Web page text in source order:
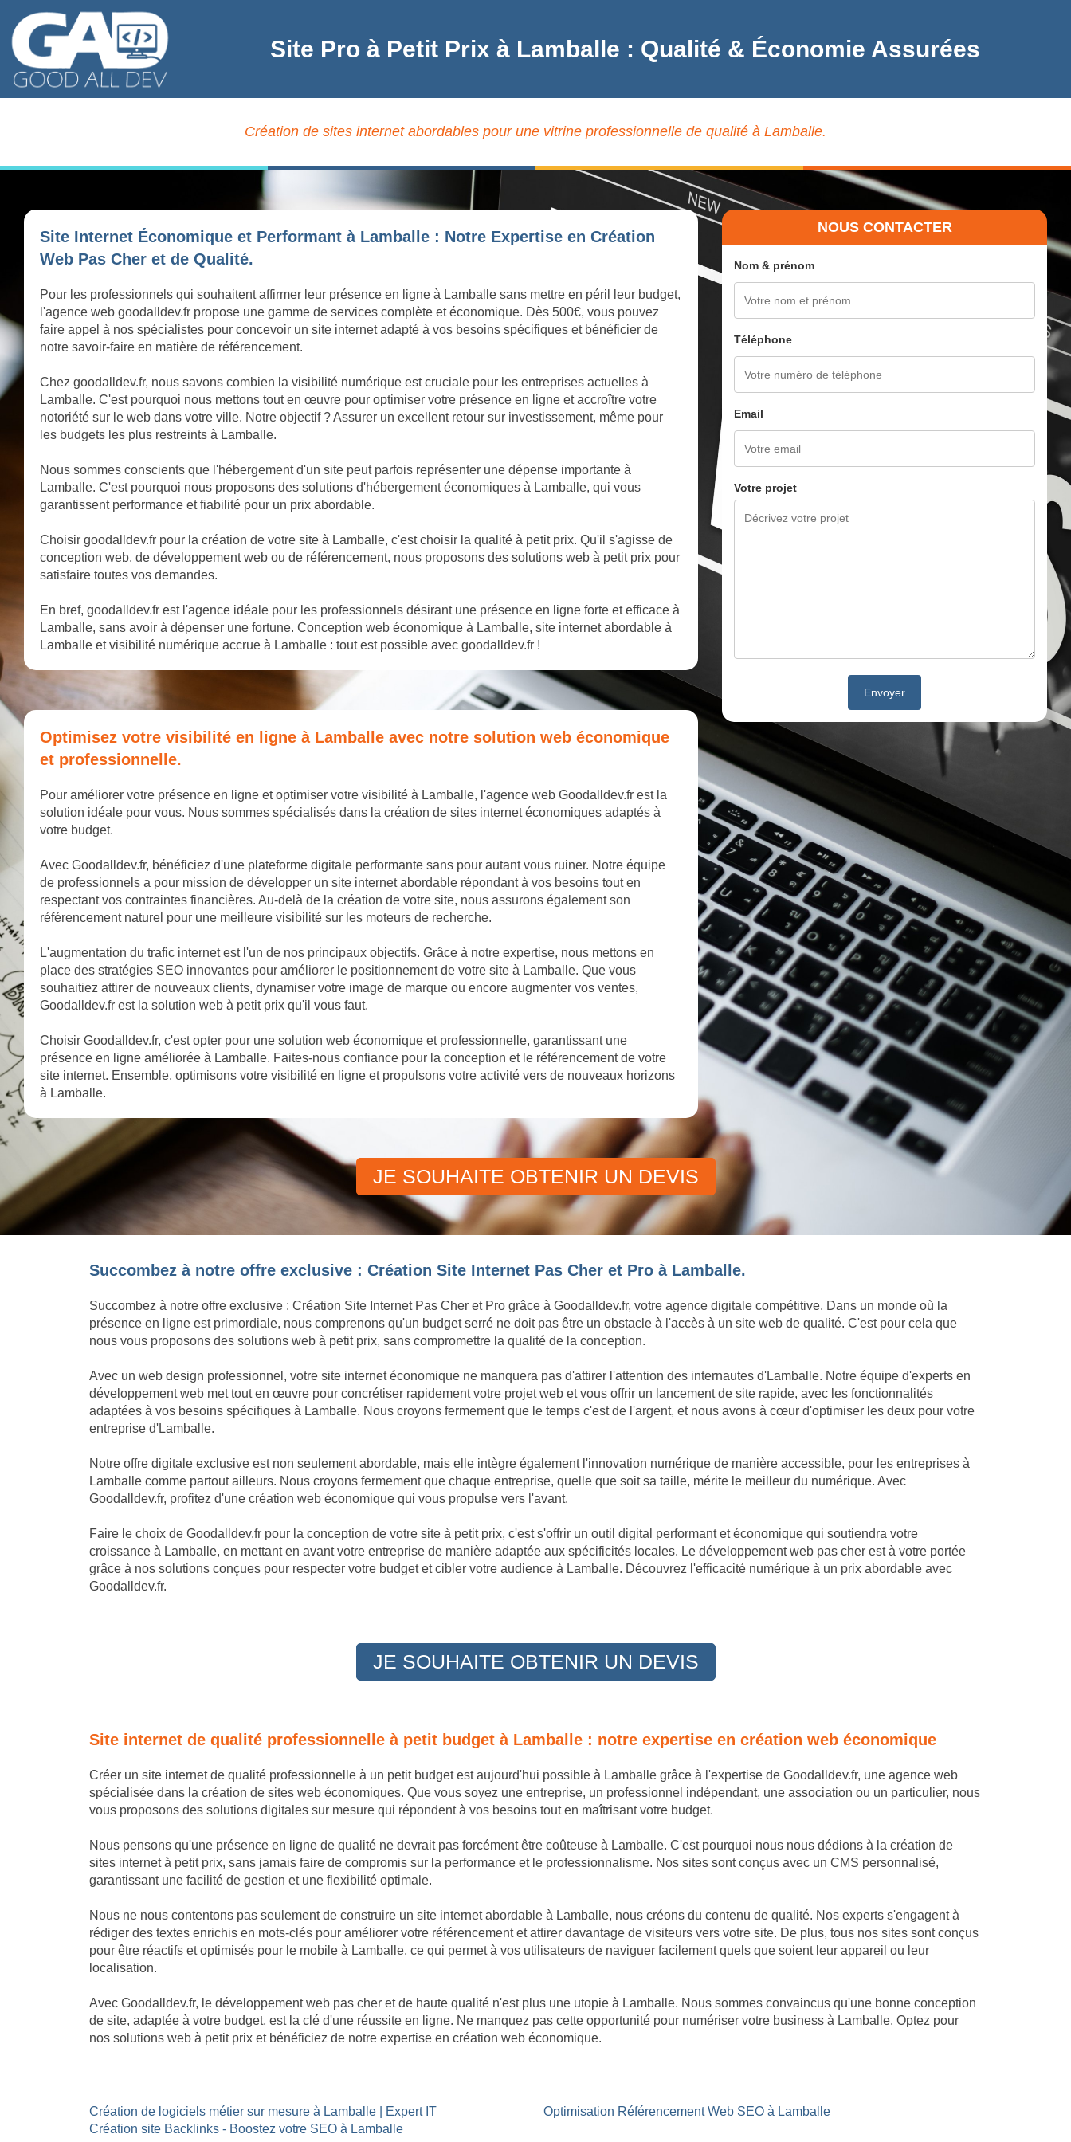
Site Pro à Petit Prix à Lamballe : Qualité & Économie Assurées
Création de sites internet abordables pour une vitrine professionnelle de qualité à Lamballe.
Site Internet Économique et Performant à Lamballe : Notre Expertise en Création
Web Pas Cher et de Qualité.
Pour les professionnels qui souhaitent affirmer leur présence en ligne à Lamballe sans mettre en péril leur budget,
l'agence web goodalldev.fr propose une gamme de services complète et économique. Dès 500€, vous pouvez
faire appel à nos spécialistes pour concevoir un site internet adapté à vos besoins spécifiques et bénéficier de
notre savoir-faire en matière de référencement.
Chez goodalldev.fr, nous savons combien la visibilité numérique est cruciale pour les entreprises actuelles à
Lamballe. C'est pourquoi nous mettons tout en œuvre pour optimiser votre présence en ligne et accroître votre
notoriété sur le web dans votre ville. Notre objectif ? Assurer un excellent retour sur investissement, même pour
les budgets les plus restreints à Lamballe.
Nous sommes conscients que l'hébergement d'un site peut parfois représenter une dépense importante à
Lamballe. C'est pourquoi nous proposons des solutions d'hébergement économiques à Lamballe, qui vous
garantissent performance et fiabilité pour un prix abordable.
Choisir goodalldev.fr pour la création de votre site à Lamballe, c'est choisir la qualité à petit prix. Qu'il s'agisse de
conception web, de développement web ou de référencement, nous proposons des solutions web à petit prix pour
satisfaire toutes vos demandes.
En bref, goodalldev.fr est l'agence idéale pour les professionnels désirant une présence en ligne forte et efficace à
Lamballe, sans avoir à dépenser une fortune. Conception web économique à Lamballe, site internet abordable à
Lamballe et visibilité numérique accrue à Lamballe : tout est possible avec goodalldev.fr !
Optimisez votre visibilité en ligne à Lamballe avec notre solution web économique
et professionnelle.
Pour améliorer votre présence en ligne et optimiser votre visibilité à Lamballe, l'agence web Goodalldev.fr est la
solution idéale pour vous. Nous sommes spécialisés dans la création de sites internet économiques adaptés à
votre budget.
Avec Goodalldev.fr, bénéficiez d'une plateforme digitale performante sans pour autant vous ruiner. Notre équipe
de professionnels a pour mission de développer un site internet abordable répondant à vos besoins tout en
respectant vos contraintes financières. Au-delà de la création de votre site, nous assurons également son
référencement naturel pour une meilleure visibilité sur les moteurs de recherche.
L'augmentation du trafic internet est l'un de nos principaux objectifs. Grâce à notre expertise, nous mettons en
place des stratégies SEO innovantes pour améliorer le positionnement de votre site à Lamballe. Que vous
souhaitiez attirer de nouveaux clients, dynamiser votre image de marque ou encore augmenter vos ventes,
Goodalldev.fr est la solution web à petit prix qu'il vous faut.
Choisir Goodalldev.fr, c'est opter pour une solution web économique et professionnelle, garantissant une
présence en ligne améliorée à Lamballe. Faites-nous confiance pour la conception et le référencement de votre
site internet. Ensemble, optimisons votre visibilité en ligne et propulsons votre activité vers de nouveaux horizons
à Lamballe.
NOUS CONTACTER
Nom & prénom
Téléphone
Email
Votre projet
JE SOUHAITE OBTENIR UN DEVIS
Succombez à notre offre exclusive : Création Site Internet Pas Cher et Pro à Lamballe.
Succombez à notre offre exclusive : Création Site Internet Pas Cher et Pro grâce à Goodalldev.fr, votre agence digitale compétitive. Dans un monde où la
présence en ligne est primordiale, nous comprenons qu'un budget serré ne doit pas être un obstacle à l'accès à un site web de qualité. C'est pour cela que
nous vous proposons des solutions web à petit prix, sans compromettre la qualité de la conception.
Avec un web design professionnel, votre site internet économique ne manquera pas d'attirer l'attention des internautes d'Lamballe. Notre équipe d'experts en
développement web met tout en œuvre pour concrétiser rapidement votre projet web et vous offrir un lancement de site rapide, avec les fonctionnalités
adaptées à vos besoins spécifiques à Lamballe. Nous croyons fermement que le temps c'est de l'argent, et nous avons à cœur d'optimiser les deux pour votre
entreprise d'Lamballe.
Notre offre digitale exclusive est non seulement abordable, mais elle intègre également l'innovation numérique de manière accessible, pour les entreprises à
Lamballe comme partout ailleurs. Nous croyons fermement que chaque entreprise, quelle que soit sa taille, mérite le meilleur du numérique. Avec
Goodalldev.fr, profitez d'une création web économique qui vous propulse vers l'avant.
Faire le choix de Goodalldev.fr pour la conception de votre site à petit prix, c'est s'offrir un outil digital performant et économique qui soutiendra votre
croissance à Lamballe, en mettant en avant votre entreprise de manière adaptée aux spécificités locales. Le développement web pas cher est à votre portée
grâce à nos solutions conçues pour respecter votre budget et cibler votre audience à Lamballe. Découvrez l'efficacité numérique à un prix abordable avec
Goodalldev.fr.
JE SOUHAITE OBTENIR UN DEVIS
Site internet de qualité professionnelle à petit budget à Lamballe : notre expertise en création web économique
Créer un site internet de qualité professionnelle à un petit budget est aujourd'hui possible à Lamballe grâce à l'expertise de Goodalldev.fr, une agence web
spécialisée dans la création de sites web économiques. Que vous soyez une entreprise, un professionnel indépendant, une association ou un particulier, nous
vous proposons des solutions digitales sur mesure qui répondent à vos besoins tout en maîtrisant votre budget.
Nous pensons qu'une présence en ligne de qualité ne devrait pas forcément être coûteuse à Lamballe. C'est pourquoi nous nous dédions à la création de
sites internet à petit prix, sans jamais faire de compromis sur la performance et le professionnalisme. Nos sites sont conçus avec un CMS personnalisé,
garantissant une facilité de gestion et une flexibilité optimale.
Nous ne nous contentons pas seulement de construire un site internet abordable à Lamballe, nous créons du contenu de qualité. Nos experts s'engagent à
rédiger des textes enrichis en mots-clés pour améliorer votre référencement et attirer davantage de visiteurs vers votre site. De plus, tous nos sites sont conçus
pour être réactifs et optimisés pour le mobile à Lamballe, ce qui permet à vos utilisateurs de naviguer facilement quels que soient leur appareil ou leur
localisation.
Avec Goodalldev.fr, le développement web pas cher et de haute qualité n'est plus une utopie à Lamballe. Nous sommes convaincus qu'une bonne conception
de site, adaptée à votre budget, est la clé d'une réussite en ligne. Ne manquez pas cette opportunité pour numériser votre business à Lamballe. Optez pour
nos solutions web à petit prix et bénéficiez de notre expertise en création web économique.
Création de logiciels métier sur mesure à Lamballe | Expert IT
Création site Backlinks - Boostez votre SEO à Lamballe
Optimisation Référencement Web SEO à Lamballe